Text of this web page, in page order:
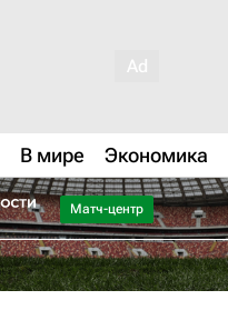
В мире Экономика
Матч-центр